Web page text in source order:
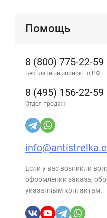
Помощь
8 (800) 775-22-59
Бесплатный звонок по РФ
8 (495) 156-22-59
Отдел продаж
Если у вас возникли
оформлении заказа,
указанным контактам.